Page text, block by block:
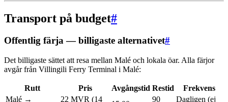
Transport på budget#
Offentlig färja — billigaste alternativet#
Det billigaste sättet att resa mellan Malé och lokala öar. Alla färjor
avgår från Villingili Ferry Terminal i Malé:
Rutt Pris Avgångstid Restid
Frekvens
Malé →
22 MVR (14 90 Dagligen (ej